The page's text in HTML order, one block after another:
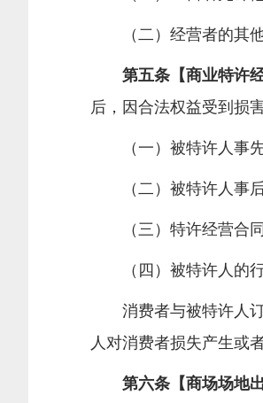
（二）经营者的其他
第五条【商业特许经
后，因合法权益受到损
（一）被特许人事先
（二）被特许人事后
（三）特许经营合同
（四）被特许人的行
消费者与被特许人订
人对消费者损失产生或
第六条【商场场地出